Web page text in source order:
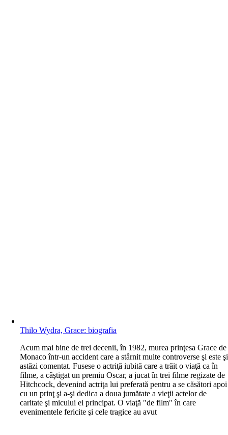
Thilo Wydra, Grace: biografia
Acum mai bine de trei decenii, în 1982, murea prinţesa Grace de
Monaco într-un accident care a stârnit multe controverse şi este şi
astăzi comentat. Fusese o actriţă iubită care a trăit o viaţă ca în
filme, a câştigat un premiu Oscar, a jucat în trei filme regizate de
Hitchcock, devenind actriţa lui preferată pentru a se căsători apoi
cu un prinţ şi a-şi dedica a doua jumătate a vieţii actelor de
caritate şi micului ei principat. O viaţă "de film" în care
evenimentele fericite şi cele tragice au avut